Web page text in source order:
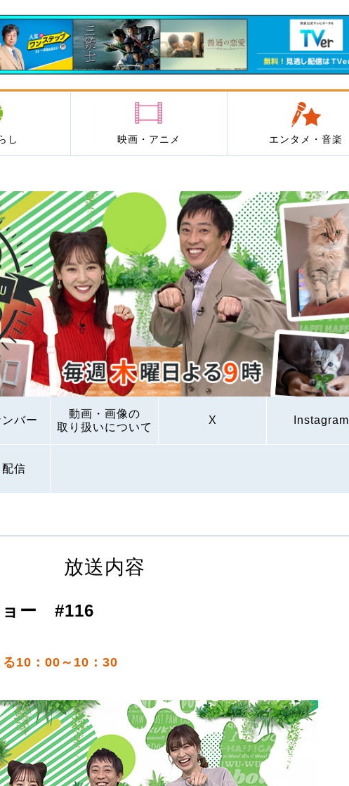
し 映画・アニメ エンタメ・音楽
バー
動画・画像の
取り扱いについて
X Instagram
配信
放送内容
ョー #116
10：00～10：30